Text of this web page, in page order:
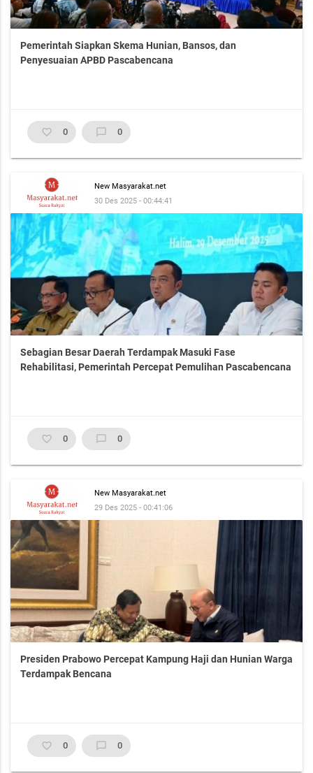
Pemerintah Siapkan Skema Hunian, Bansos, dan
Penyesuaian APBD Pascabencana
favorite_border 0 chat_bubble_outline 0
New Masyarakat.net
30 Des 2025 - 00:44:41
Sebagian Besar Daerah Terdampak Masuki Fase
Rehabilitasi, Pemerintah Percepat Pemulihan Pascabencana
favorite_border 0 chat_bubble_outline 0
New Masyarakat.net
29 Des 2025 - 00:41:06
Presiden Prabowo Percepat Kampung Haji dan Hunian Warga
Terdampak Bencana
favorite_border 0 chat_bubble_outline 0